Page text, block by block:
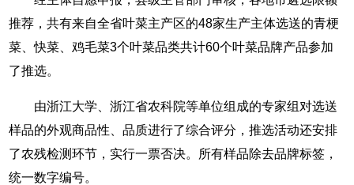
推荐，共有来自全省叶菜主产区的48家生产主体选送的青梗
菜、快菜、鸡毛菜3个叶菜品类共计60个叶菜品牌产品参加
了推选。
由浙江大学、浙江省农科院等单位组成的专家组对选送
样品的外观商品性、品质进行了综合评分，推选活动还安排
了农残检测环节，实行一票否决。所有样品除去品牌标签，
统一数字编号。